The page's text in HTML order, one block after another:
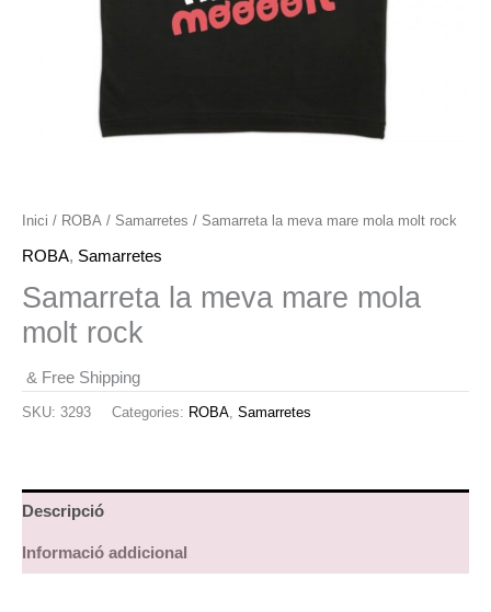
Inici / ROBA / Samarretes / Samarreta la meva mare mola molt rock
ROBA, Samarretes
Samarreta la meva mare mola
molt rock
& Free Shipping
SKU: 3293 Categories: ROBA Samarretes
Descripció
Informació addicional